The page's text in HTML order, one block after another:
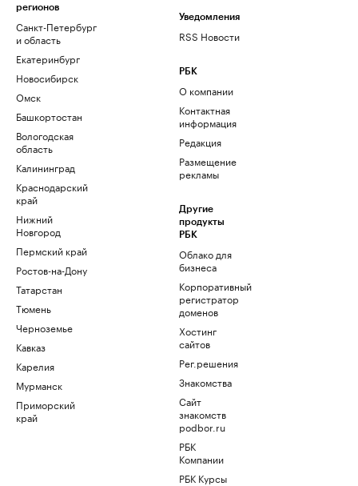
регионов
Санкт-Петербург
и область
Екатеринбург
Новосибирск
Омск
Башкортостан
Вологодская
область
Калининград
Краснодарский
край
Нижний
Новгород
Пермский край
Ростов-на-Дону
Татарстан
Тюмень
Черноземье
Кавказ
Карелия
Мурманск
Приморский
край
Уведомления
RSS Новости
РБК
О компании
Контактная
информация
Редакция
Размещение
рекламы
Другие
продукты
РБК
Облако для
бизнеса
Корпоративный
регистратор
доменов
Хостинг
сайтов
Рег.решения
Знакомства
Сайт
знакомств
podbor.ru
РБК
Компании
РБК Курсы